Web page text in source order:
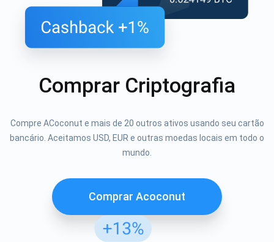
Comprar Criptografia
Compre ACoconut e mais de 20 outros ativos usando seu cartão
bancário. Aceitamos USD, EUR e outras moedas locais em todo o
mundo.
Comprar Acoconut